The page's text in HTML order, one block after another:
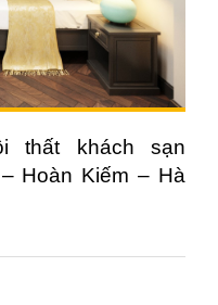
thất khách sạn
Hoàn Kiếm – Hà